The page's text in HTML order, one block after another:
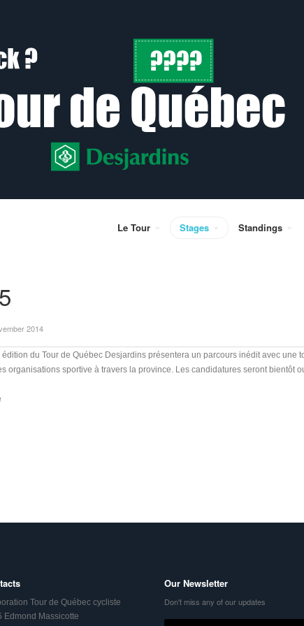
Le Tour Stages Standings
2014
édition du Tour de Québec Desjardins présentera un parcours inédit avec
organisations sportive à travers la province. Les candidatures seront bientôt
Tour de Québec cycliste
Edmond Massicotte
Our Newsletter
Don't miss any of our updates